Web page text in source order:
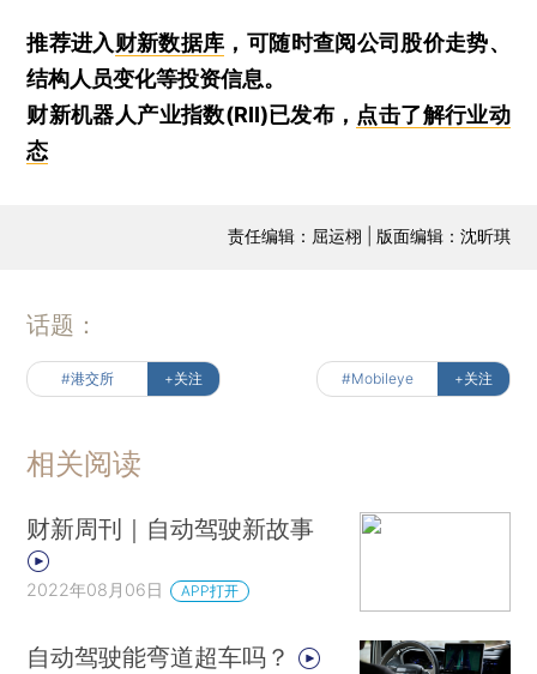
推荐进入财新数据库 ，可随时查阅公司股价走势、
结构人员变化等投资信息。
财新机器人产业指数(RII)已发布， 点击了解行业动
态
责任编辑：屈运栩 | 版面编辑：沈昕琪
话题：
#港交所 +关注 #Mobileye +关注
相关阅读
财新周刊｜自动驾驶新故事
2022年08月06日 APP打开
自动驾驶能弯道超车吗？